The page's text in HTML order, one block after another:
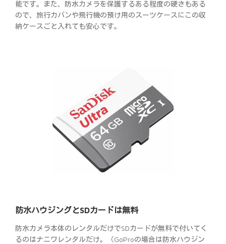
能です。また、防水カメラを保護するある程度の硬さもある
ので、旅行カバンや飛行機の預け用のスーツケースにこの収
納ケースごと入れても安心です。
防水ハウジングとSDカードは無料
防水カメラ本体のレンタルだけでSDカードが無料で付いてく
るのはナニワレンタルだけ。（GoProの場合は防水ハウジン